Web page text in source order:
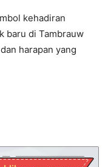
kehadiran
baru di Tambrauw
harapan yang